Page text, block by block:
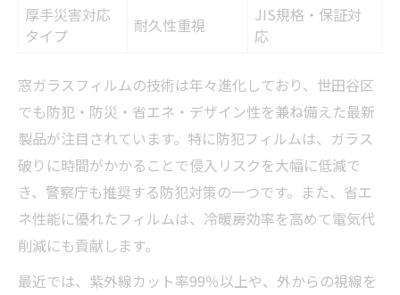
厚手災害対応
タイプ
耐久性重視
JIS規格・保証対
応
窓ガラスフィルムの技術は年々進化しており、世田谷区
でも防犯・防災・省エネ・デザイン性を兼ね備えた最新
製品が注目されています。特に防犯フィルムは、ガラス
破りに時間がかかることで侵入リスクを大幅に低減で
き、警察庁も推奨する防犯対策の一つです。また、省エ
ネ性能に優れたフィルムは、冷暖房効率を高めて電気代
削減にも貢献します。
最近では、紫外線カット率99％以上や、外からの視線を